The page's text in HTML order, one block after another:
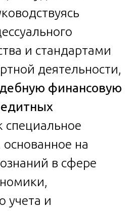
и стандартами
деятельности,
финансовую
специальное
на
в сфере
учета и